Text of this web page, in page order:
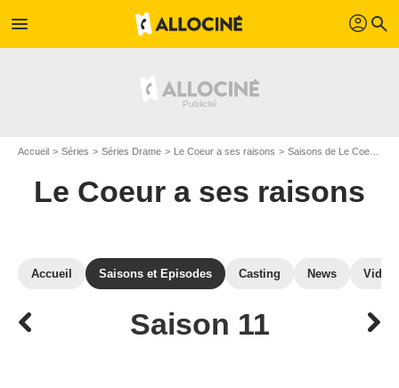
menu profil search
Accueil Séries Séries Drame Le Coeur a ses raisons Saisons de Le Coeur a ses raisons
Le Coeur a ses raisons
Accueil Saisons et Episodes Casting News
Saison 11